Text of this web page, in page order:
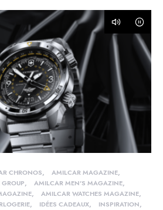
CHRONOS
AMILCAR MAGAZINE
AMILCAR MEN'S MAGAZINE
AMILCAR WATCHES MAGAZINE
IDÉES CADEAUX INSPIRATION